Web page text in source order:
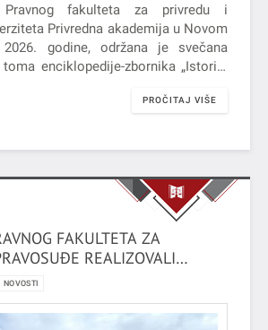
fakulteta za privredu i
Privredna akademija u Novom
godine, održana je svečana
enciklopedije-zbornika „Istorija
PROČITAJ VIŠE
FAKULTETA ZA
REALIZOVALI
KAZNENO-POPRAVNOM
NOVOSTI